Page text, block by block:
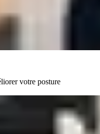
votre posture